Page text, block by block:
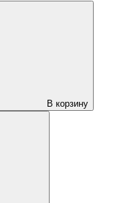
В корзину